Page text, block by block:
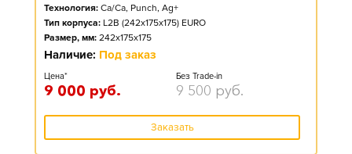
Технология: Ca/Ca, Punch, Ag+
Тип корпуса: L2B (242x175x175) EURO
Размер, мм: 242x175x175
Наличие: Под заказ
Цена*
9 000 руб.
Без Trade-in
9 500 руб.
Заказать